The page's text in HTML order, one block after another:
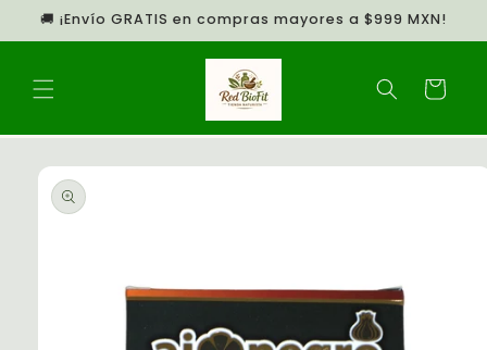
directamente
al contenido
🚚 ¡Envío GRATIS en compras mayores a $999 MXN!
Carrito
directamente
información
del producto